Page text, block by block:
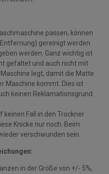
passen, können
gereinigt werden
werden. Ganz wichtig ist
gefaltet und auch nicht mit
legt, damit die Matte
Maschine kommt. Dies ist
keinen Reklamationsgrund
keinen Fall in den Trockner
Knicke nur noch. Beim
verschwunden sein.
in der Größe von +/- 5%,